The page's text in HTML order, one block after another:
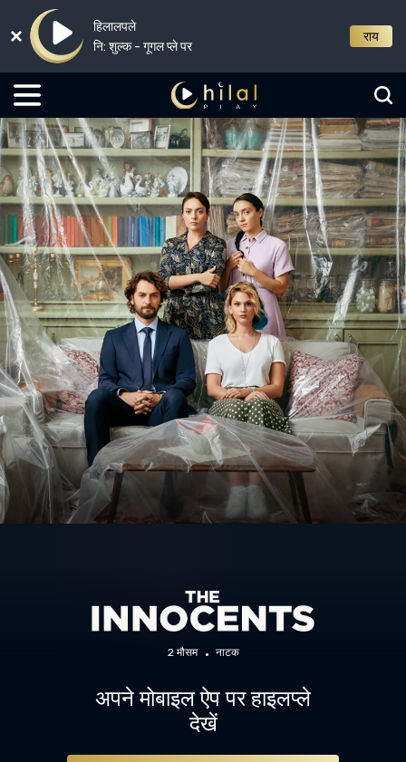
हिलालपले
नि: शुल्क - गूगल प्ले पर
राय
2 मौसम नाटक
अपने मोबाइल ऐप पर हाइलप्ले
देखें